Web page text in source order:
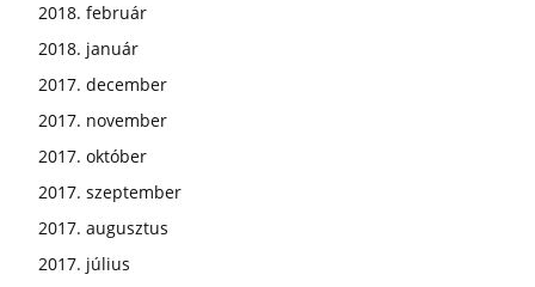
2018. február
2018. január
2017. december
2017. november
2017. október
2017. szeptember
2017. augusztus
2017. július